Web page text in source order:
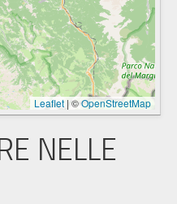
Leaflet |©OpenStreetMap
NELLE